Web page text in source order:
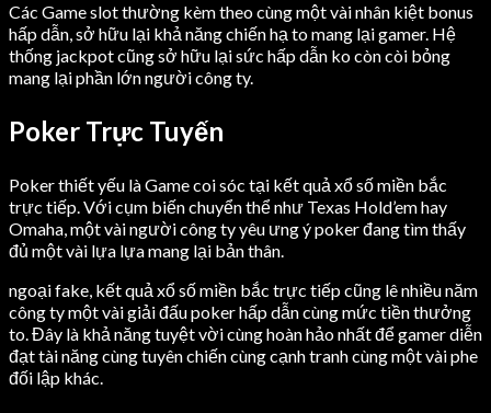
Các Game slot thường kèm theo cùng một vài nhân kiệt bonus
hấp dẫn, sở hữu lại khả năng chiến hạ to mang lại gamer. Hệ
thống jackpot cũng sở hữu lại sức hấp dẫn ko còn còi bỏng
mang lại phần lớn người công ty.
Poker Trực Tuyến
Poker thiết yếu là Game coi sóc tại kết quả xổ số miền bắc
trực tiếp. Với cụm biến chuyển thể như Texas Hold’em hay
Omaha, một vài người công ty yêu ưng ý poker đang tìm thấy
đủ một vài lựa lựa mang lại bản thân.
ngoại fake, kết quả xổ số miền bắc trực tiếp cũng lê nhiều năm
công ty một vài giải đấu poker hấp dẫn cùng mức tiền thưởng
to. Đây là khả năng tuyệt vời cùng hoàn hảo nhất để gamer diễn
đạt tài năng cùng tuyên chiến cùng cạnh tranh cùng một vài phe
đối lập khác.